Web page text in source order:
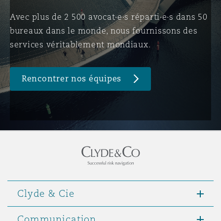
Avec plus de 2 500 avocat·e·s réparti·e·s dans 50
bureaux dans le monde, nous fournissons des
services véritablement mondiaux.
Rencontrer nos équipes
Clyde & Cie